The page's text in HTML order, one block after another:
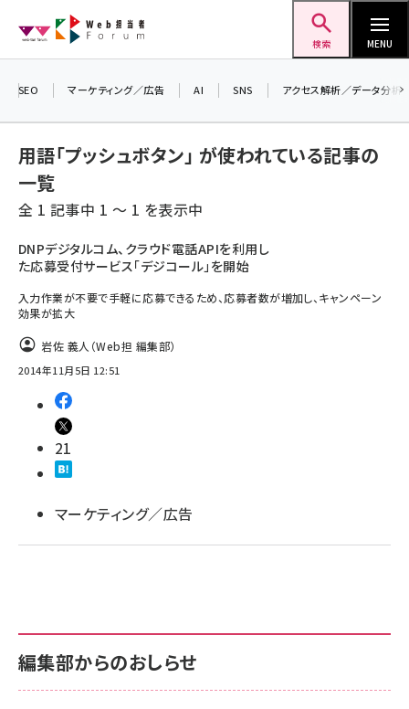
ン
検索 MENU
seo (3524)
ai (2804)
youtube (2431)
note (2312)
セミナー (2306)
z世代 (1622)
meo (1275)
SEO マーケティング／広告 AI SNS アクセス解析／データ分析
用語「プッシュボタン」 が使われている記事の
一覧
全 1 記事中 1 ～ 1 を表示中
DNPデジタルコム、クラウド電話APIを利用し
た応募受付サービス「デジコール」を開始
入力作業が不要で手軽に応募できるため、応募者数が増加し、キャンペーン
効果が拡大
岩佐 義人（Web担 編集部）
2014年11月5日 12:51
21
マーケティング／広告
編集部からのおしらせ
生成AIをマーケティング等に活用するための
考え方を学べるセミナーイベント「生成AI ×
マーケティング フォーラム 2026」開催！